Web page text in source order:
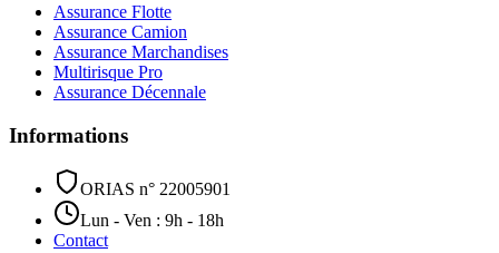
Assurance Flotte
Assurance Camion
Assurance Marchandises
Multirisque Pro
Assurance Décennale
Informations
ORIAS n° 22005901
Lun - Ven : 9h - 18h
Contact